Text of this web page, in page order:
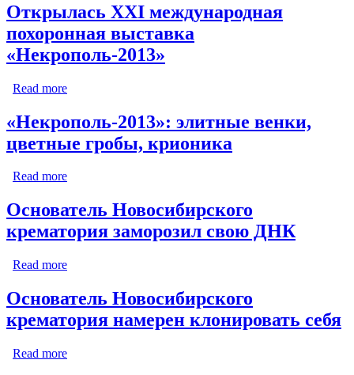
Открылась XXI международная
похоронная выставка
«Некрополь-2013»
Read more
«Некрополь-2013»: элитные венки,
цветные гробы, крионика
Read more
Основатель Новосибирского
крематория заморозил свою ДНК
Read more
Основатель Новосибирского
крематория намерен клонировать себя
Read more